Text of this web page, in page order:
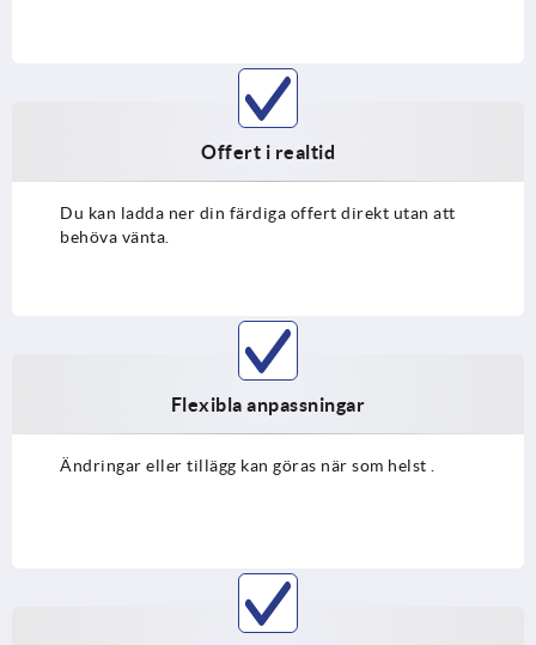
Offert i realtid
Du kan ladda ner din färdiga offert direkt utan att
behöva vänta.
Flexibla anpassningar
Ändringar eller tillägg kan göras när som helst